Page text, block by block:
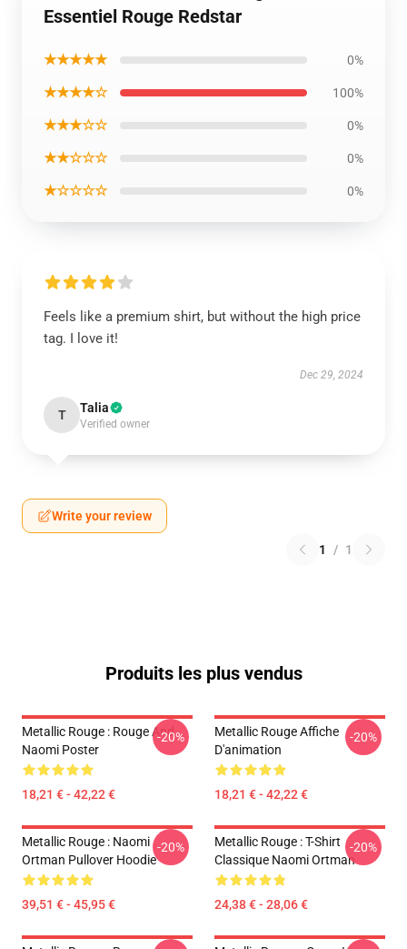
Essentiel Rouge Redstar
★★★★★ 0%
★★★★☆ 100%
★★★☆☆ 0%
★★☆☆☆ 0%
★☆☆☆☆ 0%
Feels like a premium shirt, but without the high price
tag. I love it!
Dec 29, 2024
T Talia
Verified owner
Write your review
1 / 1
Produits les plus vendus
Metallic Rouge : Rouge And
Naomi Poster
18,21 € - 42,22 €
-20%
Metallic Rouge Affiche
D'animation
18,21 € - 42,22 €
-20%
Metallic Rouge : Naomi
Ortman Pullover Hoodie
39,51 € - 45,95 €
-20%
Metallic Rouge : T-Shirt
Classique Naomi Ortman
24,38 € - 28,06 €
-20%